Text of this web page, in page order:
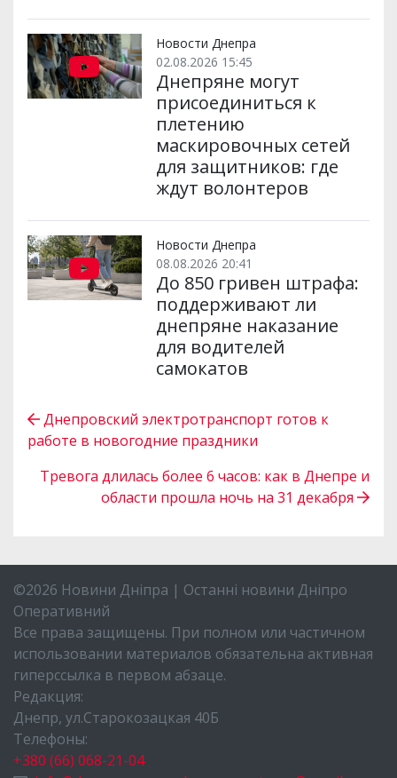
Новости Днепра
02.08.2026 15:45
Днепряне могут
присоединиться к
плетению
маскировочных сетей
для защитников: где
ждут волонтеров
Новости Днепра
08.08.2026 20:41
До 850 гривен штрафа:
поддерживают ли
днепряне наказание
для водителей
самокатов
Днепровский электротранспорт готов к
работе в новогодние праздники
Тревога длилась более 6 часов: как в Днепре и
области прошла ночь на 31 декабря
©2026 Новини Дніпра | Останні новини Дніпро
Оперативний
Все права защищены. При полном или частичном
использовании материалов обязательна активная
гиперссылка в первом абзаце.
Редакция:
Днепр, ул.Старокозацкая 40Б
Телефоны:
+380 (66) 068-21-04